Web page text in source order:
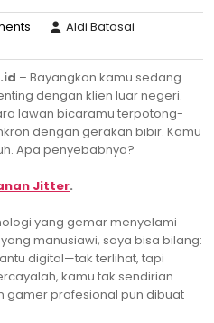
Aldi Batosai
– Bayangkan kamu sedang
dengan klien luar negeri.
lawan bicaramu terpotong-
dengan gerakan bibir. Kamu
Apa penyebabnya?
Jitter.
yang gemar menyelami
manusiawi, saya bisa bilang:
digital—tak terlihat, tapi
kamu tak sendirian.
gamer profesional pun dibuat